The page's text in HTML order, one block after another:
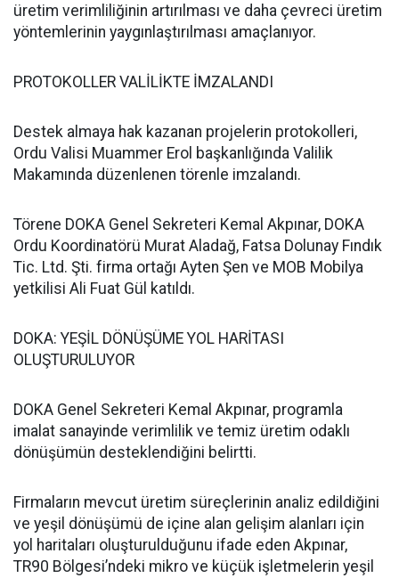
üretim verimliliğinin artırılması ve daha çevreci üretim
yöntemlerinin yaygınlaştırılması amaçlanıyor.
PROTOKOLLER VALİLİKTE İMZALANDI
Destek almaya hak kazanan projelerin protokolleri,
Ordu Valisi Muammer Erol başkanlığında Valilik
Makamında düzenlenen törenle imzalandı.
Törene DOKA Genel Sekreteri Kemal Akpınar, DOKA
Ordu Koordinatörü Murat Aladağ, Fatsa Dolunay Fındık
Tic. Ltd. Şti. firma ortağı Ayten Şen ve MOB Mobilya
yetkilisi Ali Fuat Gül katıldı.
DOKA: YEŞİL DÖNÜŞÜME YOL HARİTASI
OLUŞTURULUYOR
DOKA Genel Sekreteri Kemal Akpınar, programla
imalat sanayinde verimlilik ve temiz üretim odaklı
dönüşümün desteklendiğini belirtti.
Firmaların mevcut üretim süreçlerinin analiz edildiğini
ve yeşil dönüşümü de içine alan gelişim alanları için
yol haritaları oluşturulduğunu ifade eden Akpınar,
TR90 Bölgesi’ndeki mikro ve küçük işletmelerin yeşil